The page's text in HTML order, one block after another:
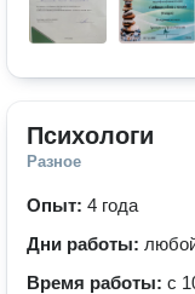
Психологи
Разное
Опыт: 4 года
Дни работы:
Время работы: с